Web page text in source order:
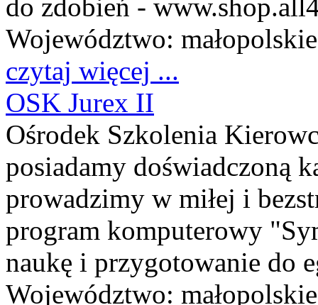
do zdobień -
Województwo: małopolskie
czytaj więcej ...
OSK Jurex II
Ośrodek Szkolenia
posiadamy doświadczoną
prowadzimy w miłej i
program komputerowy
naukę i przygotowanie do
Województwo: małopolskie